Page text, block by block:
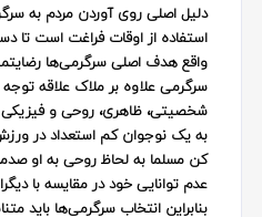
دلیل اصلی روی آوردن مردم به
استفاده از اوقات فراغت است تا
واقع هدف اصلی سرگرمی‌ها
سرگرمی علاوه بر ملاک علاقه
شخصیتی، ظاهری، روحی و فیزیکی
به یک نوجوان کم استعداد در
کن مسلما به لحاظ روحی به او
عدم توانایی خود در مقایسه با
بنابراین انتخاب سرگرمی‌ها باید